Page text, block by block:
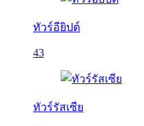
ทัวร์อียิปต์
43
ทัวร์รัสเซีย